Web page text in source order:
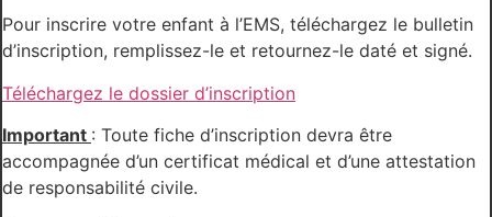
Pour inscrire votre enfant à l’EMS, téléchargez le bulletin
d’inscription, remplissez-le et retournez-le daté et signé.
Téléchargez le dossier d’inscription
Important : Toute fiche d’inscription devra être
accompagnée d’un certificat médical et d’une attestation
de responsabilité civile.